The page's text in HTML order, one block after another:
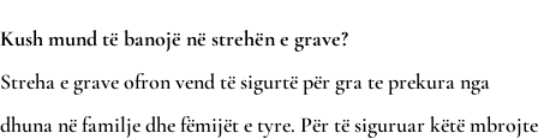
Kush mund të banojë në strehën e grave?
Streha e grave ofron vend të sigurtë për gra te prekura nga
dhuna në familje dhe fëmijët e tyre. Për të siguruar këtë mbrojte